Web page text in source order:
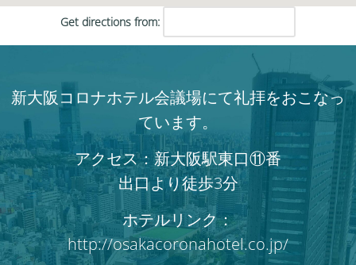
Get directions from:
新大阪コロナホテル会議場にて礼拝をおこなっ
ています。
アクセス：新大阪駅東口⑪番
出口より徒歩3分
ホテルリンク：
http://osakacoronahotel.co.jp/